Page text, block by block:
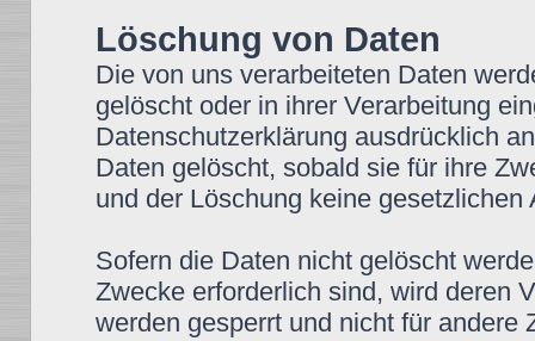
Löschung von Daten
Die von uns verarbeiteten Daten
gelöscht oder in ihrer Verarbeitung
Datenschutzerklärung ausdrücklich
Daten gelöscht, sobald sie für ihre
und der Löschung keine
Sofern die Daten nicht gelöscht
Zwecke erforderlich sind, wird deren
werden gesperrt und nicht für